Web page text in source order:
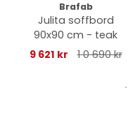
Brafab
Julita soffbord
90x90 cm - teak
9 621 kr
1 0 690 kr